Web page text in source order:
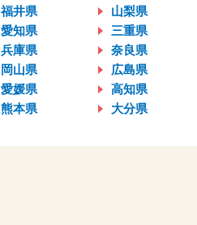
福井県 山梨県
愛知県 三重県
兵庫県 奈良県
岡山県 広島県
愛媛県 高知県
熊本県 大分県